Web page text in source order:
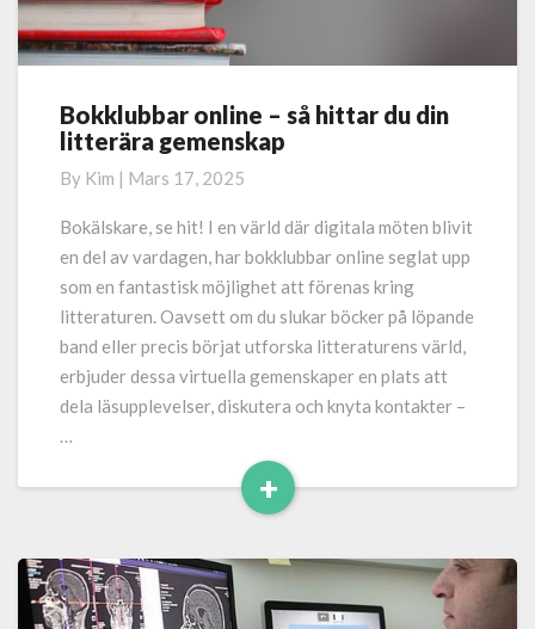
Bokklubbar
online
så
hittar
din
litterära
gemenskap
Bokklubbar online – så hittar du din
litterära gemenskap
By Kim | Mars 17, 2025
Bokälskare, se hit! I en värld där digitala möten blivit
en del av vardagen, har bokklubbar online seglat upp
som en fantastisk möjlighet att förenas kring
litteraturen. Oavsett om du slukar böcker på löpande
band eller precis börjat utforska litteraturens värld,
erbjuder dessa virtuella gemenskaper en plats att
dela läsupplevelser, diskutera och knyta kontakter –
…
+
Read